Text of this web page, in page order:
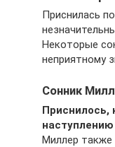
Приснилась
Некоторые
неприятному
Сонник
Приснилось,
Миллер